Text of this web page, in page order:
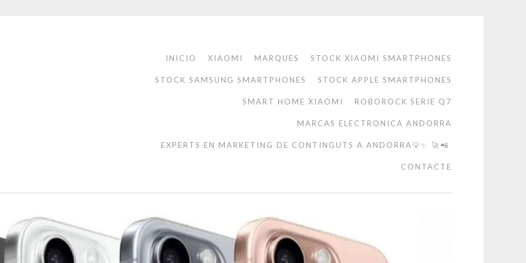
INICIO XIAOMI MARQUES STOCK XIAOMI SMARTPHONES
STOCK SAMSUNG SMARTPHONES STOCK APPLE SMARTPHONES
SMART HOME XIAOMI ROBOROCK SERIE Q7
MARCAS ELECTRONICA ANDORRA
EXPERTS EN MARKETING DE CONTINGUTS A ANDORRA💡✨ 🚀📲
CONTACTE